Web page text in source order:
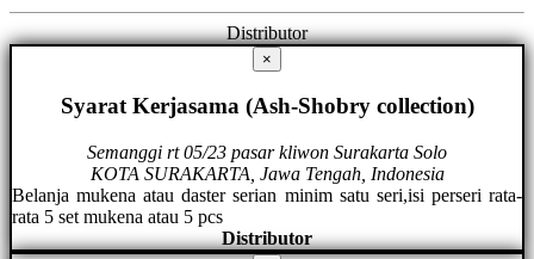
Distributor
×
Syarat Kerjasama (Ash-Shobry collection)
Semanggi rt 05/23 pasar kliwon Surakarta Solo
KOTA SURAKARTA, Jawa Tengah, Indonesia
Belanja mukena atau daster serian minim satu seri,isi perseri rata-
rata 5 set mukena atau 5 pcs
Distributor